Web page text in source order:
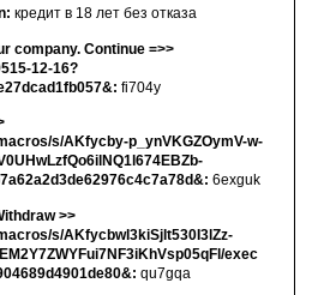
кредит в 18 лет без отказа
company. Continue =>>
12-16?
fi704y
s/AKfycby-p_ynVKGZOymV-w-
6exguk
>>
s/AKfycbwl3kiSjlt530I3lZz-
exec
qu7gqa